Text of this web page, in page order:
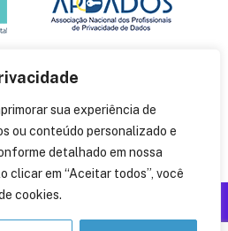
sua experiência de
ou conteúdo personalizado e
detalhado em nossa
clicar em “Aceitar todos”, você
cookies.
os direitos reservados.